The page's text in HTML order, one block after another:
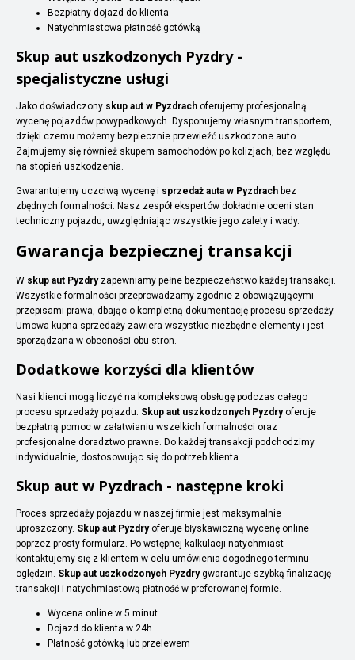
Bezpłatny dojazd do klienta
Natychmiastowa płatność gotówką
Skup aut uszkodzonych Pyzdry -
specjalistyczne usługi
Jako doświadczony skup aut w Pyzdrach oferujemy profesjonalną
wycenę pojazdów powypadkowych. Dysponujemy własnym transportem,
dzięki czemu możemy bezpiecznie przewieźć uszkodzone auto.
Zajmujemy się również skupem samochodów po kolizjach, bez względu
na stopień uszkodzenia.
Gwarantujemy uczciwą wycenę i sprzedaż auta w Pyzdrach bez
zbędnych formalności. Nasz zespół ekspertów dokładnie oceni stan
techniczny pojazdu, uwzględniając wszystkie jego zalety i wady.
Gwarancja bezpiecznej transakcji
W skup aut Pyzdryzapewniamy pełne bezpieczeństwo każdej transakcji.
Wszystkie formalności przeprowadzamy zgodnie z obowiązującymi
przepisami prawa, dbając o kompletną dokumentację procesu sprzedaży.
Umowa kupna-sprzedaży zawiera wszystkie niezbędne elementy i jest
sporządzana w obecności obu stron.
Dodatkowe korzyści dla klientów
Nasi klienci mogą liczyć na kompleksową obsługę podczas całego
procesu sprzedaży pojazdu. Skup aut uszkodzonych Pyzdryoferuje
bezpłatną pomoc w załatwianiu wszelkich formalności oraz
profesjonalne doradztwo prawne. Do każdej transakcji podchodzimy
indywidualnie, dostosowując się do potrzeb klienta.
Skup aut w Pyzdrach - następne kroki
Proces sprzedaży pojazdu w naszej firmie jest maksymalnie
uproszczony. Skup aut Pyzdryoferuje błyskawiczną wycenę online
poprzez prosty formularz. Po wstępnej kalkulacji natychmiast
kontaktujemy się z klientem w celu umówienia dogodnego terminu
oględzin. Skup aut uszkodzonych Pyzdrygwarantuje szybką finalizację
transakcji i natychmiastową płatność w preferowanej formie.
Wycena online w 5 minut
Dojazd do klienta w 24h
Płatność gotówką lub przelewem